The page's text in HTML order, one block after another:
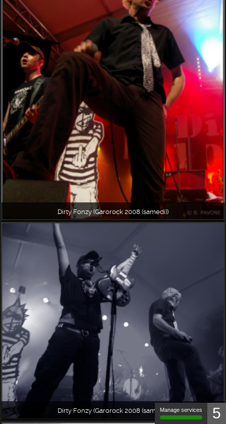
Dirty Fonzy (Garorock 2008 (samedi))
Dirty Fonzy (Garorock 2008 (samedi))Manage services 5